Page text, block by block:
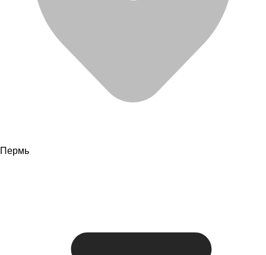
Пермь